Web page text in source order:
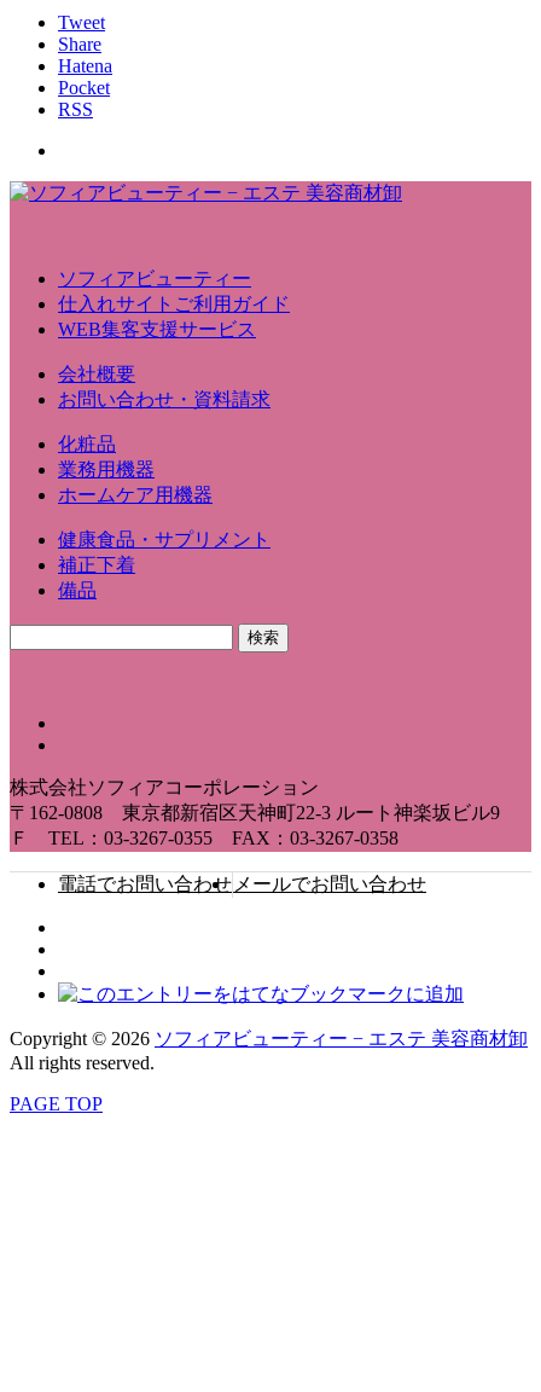
Tweet
Share
Hatena
Pocket
RSS
ソフィアビューティー
仕入れサイトご利用ガイド
WEB集客支援サービス
会社概要
お問い合わせ・資料請求
化粧品
業務用機器
ホームケア用機器
健康食品・サプリメント
補正下着
備品
株式会社ソフィアコーポレーション
〒162-0808 東京都新宿区天神町22-3 ルート神楽坂ビル9
Ｆ TEL：03-3267-0355 FAX：03-3267-0358
電話でお問い合わせ メールでお問い合わせ
Copyright © 2026 ソフィアビューティー − エステ 美容商材卸
All rights reserved.
PAGE TOP